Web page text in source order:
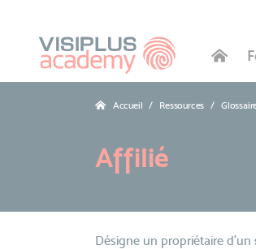
Accueil Ressources
Affilié
Désigne un propriétaire d'un